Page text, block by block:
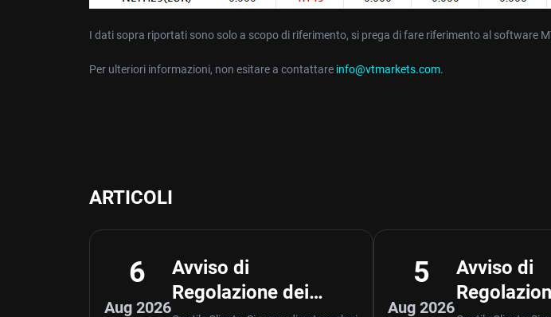
I dati sopra riportati sono solo a scopo di riferimento, si prega di fare riferimento al software
Per ulteriori informazioni, non esitare a contattare info@vtmarkets.com.
ARTICOLI
6
Aug 2026
Avviso di
Regolazione dei
5
Aug 2026
Avviso di